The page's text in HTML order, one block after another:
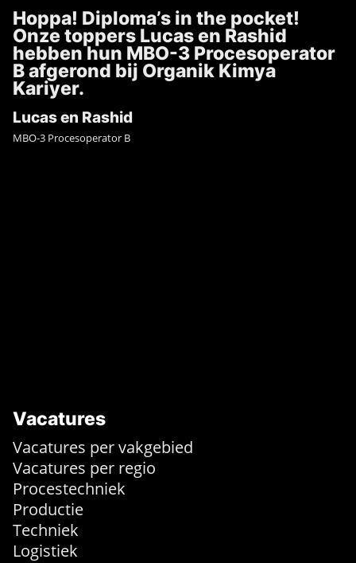
Hoppa! Diploma’s in the pocket!
Onze toppers Lucas en Rashid
hebben hun MBO-3 Procesoperator
B afgerond bij Organik Kimya
Kariyer.
Lucas en Rashid
MBO-3 Procesoperator B
Vacatures
Vacatures per vakgebied
Vacatures per regio
Procestechniek
Productie
Techniek
Logistiek